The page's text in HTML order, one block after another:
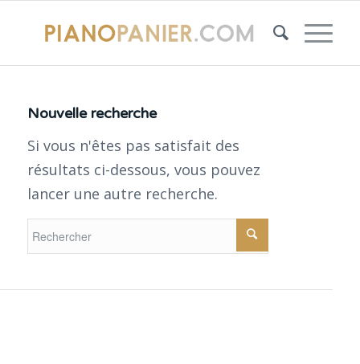
Nouvelle recherche
Si vous n'êtes pas satisfait des
résultats ci-dessous, vous pouvez
lancer une autre recherche.